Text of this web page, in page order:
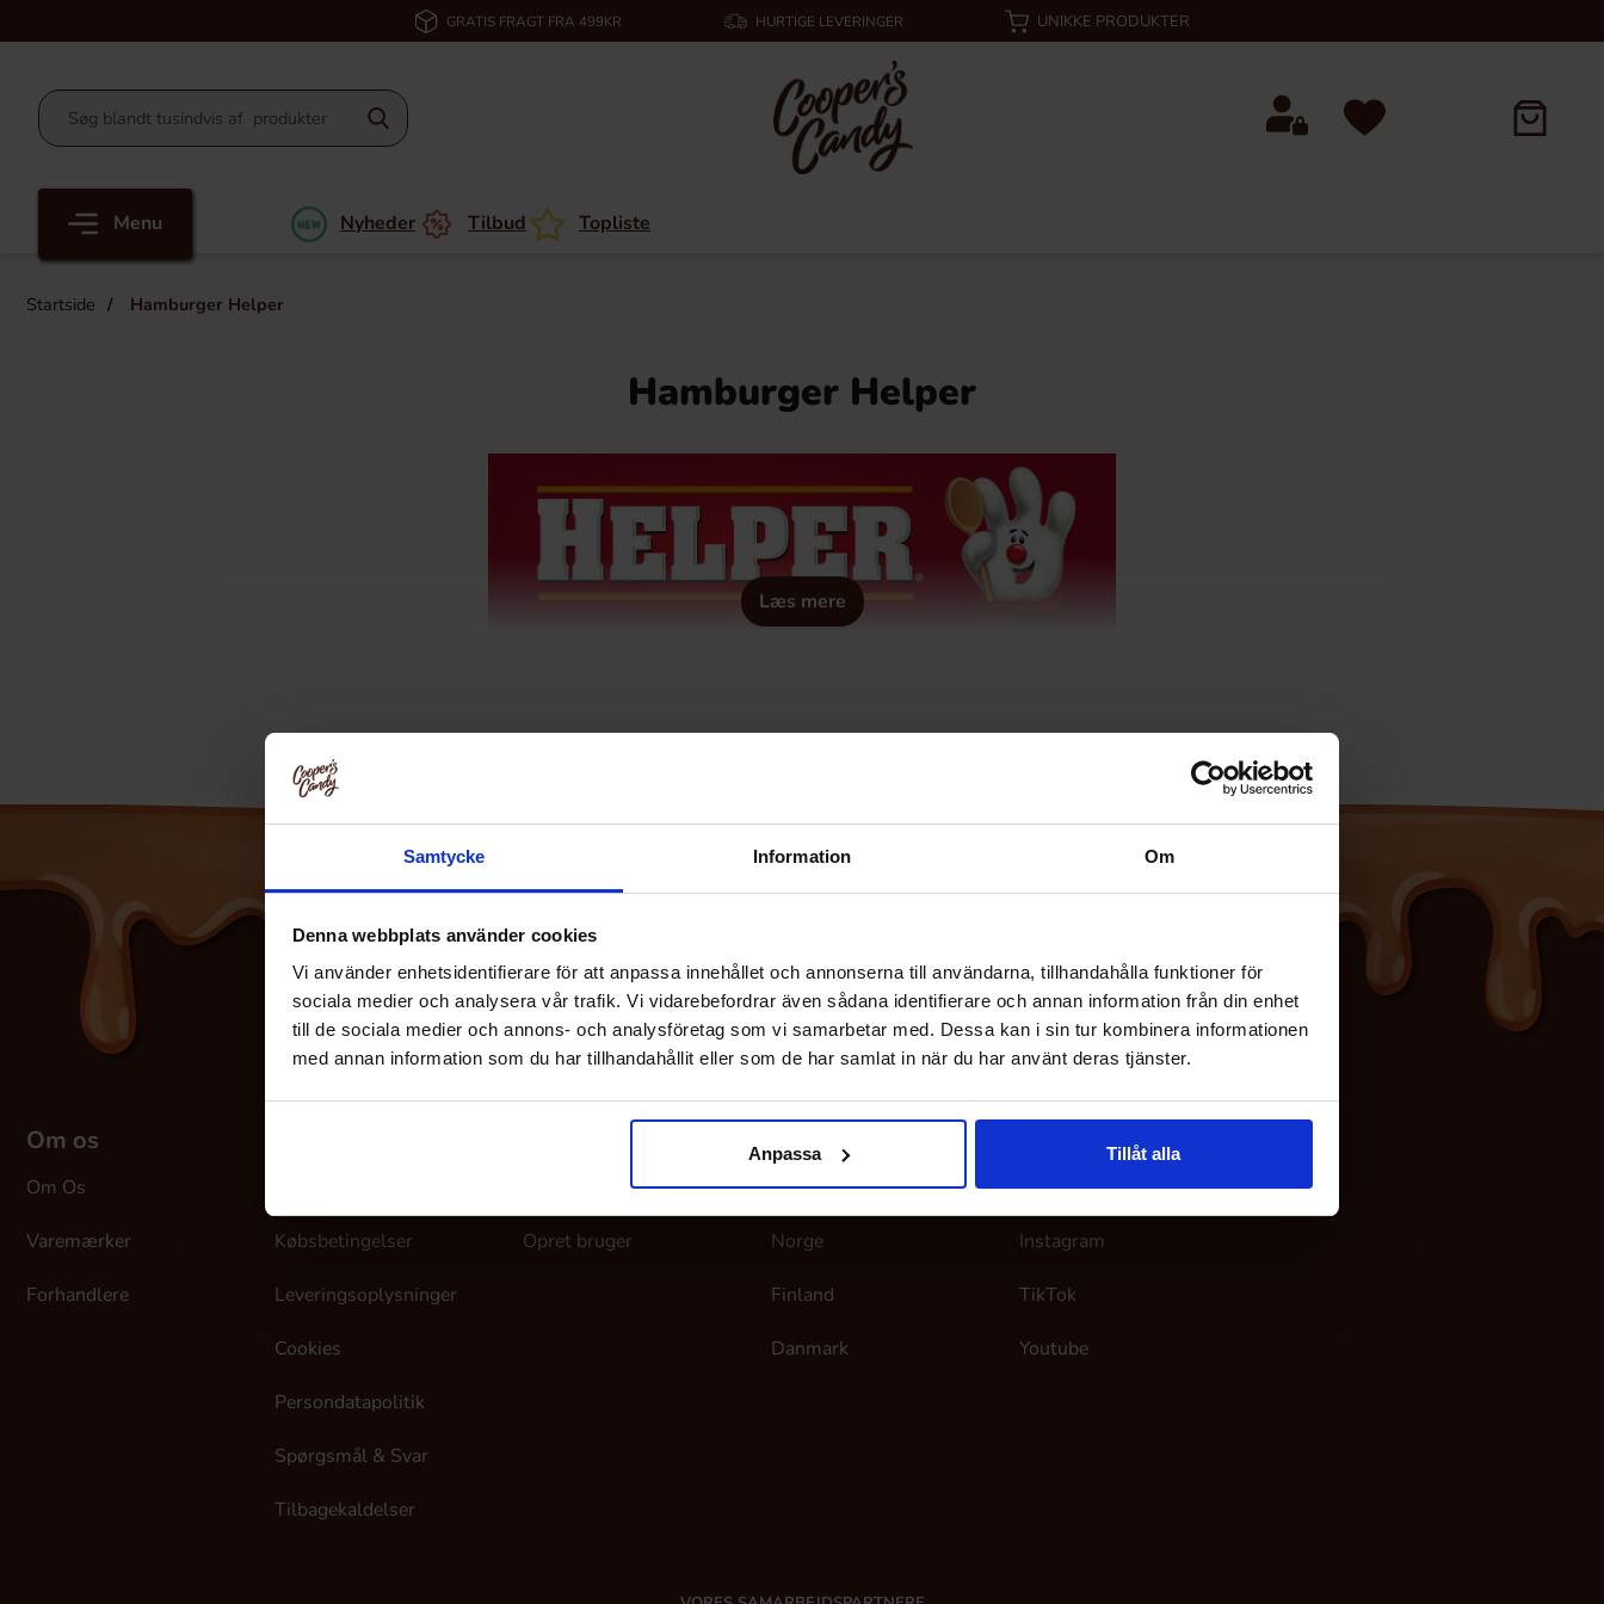
Samtycke Information Om
Denna webbplats använder cookies
Vi använder enhetsidentifierare för att anpassa innehållet och annonserna till användarna, tillhandahålla funktioner för
sociala medier och analysera vår trafik. Vi vidarebefordrar även sådana identifierare och annan information från din enhet
till de sociala medier och annons- och analysföretag som vi samarbetar med. Dessa kan i sin tur kombinera informationen
med annan information som du har tillhandahållit eller som de har samlat in när du har använt deras tjänster.
Anpassa Tillåt alla
GRATIS FRAGT FRA 499KR HURTIGE LEVERINGER UNIKKE PRODUKTER
Menu Nyheder Tilbud Topliste
Startside Hamburger Helper
Hamburger Helper
Læs mere
Om os
Om Os
Varemærker
Forhandlere
Købsbetingelser
Leveringsoplysninger
Cookies
Persondatapolitik
Spørgsmål & Svar
Tilbagekaldelser
Opret bruger
Her finder du os
Sverige
Norge
Finland
Danmark
Facebook
Instagram
TikTok
Youtube